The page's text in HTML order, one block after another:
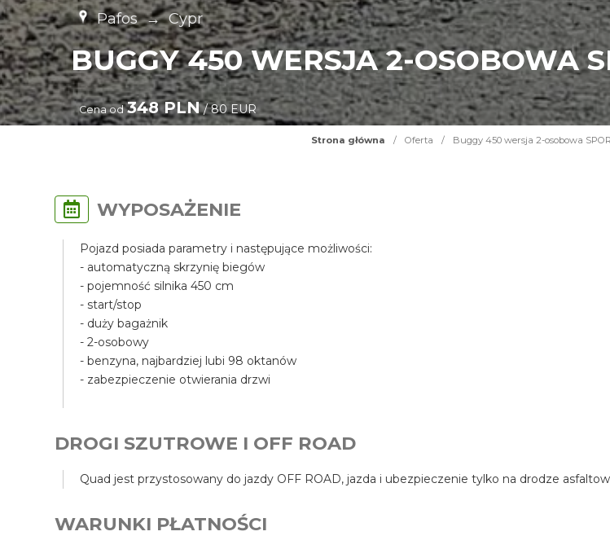
Pafos → Cypr
BUGGY 450 WERSJA 2-OSOBOWA
Cena od 348 PLN/ 80 EUR
Strona główna / Oferta / Buggy 450 wersja 2-osobowa
WYPOSAŻENIE
Pojazd posiada parametry i następujące możliwości:
- automatyczną skrzynię biegów
- pojemność silnika 450 cm
- start/stop
- duży bagażnik
- 2-osobowy
- benzyna, najbardziej lubi 98 oktanów
- zabezpieczenie otwierania drzwi
DROGI SZUTROWE I OFF ROAD
Quad jest przystosowany do jazdy OFF ROAD, jazda i ubezpieczenie tylko na drodze
WARUNKI PŁATNOŚCI